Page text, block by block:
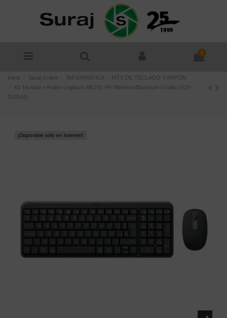
0
Inicio Suraj Online INFORMATICA
KITS DE TECLADO Y RATON
Kit Teclado + Ratón Logitech MK250 RF Wireless/Bluetooth Grafito (920-
013543)
¡Disponible sólo en Internet!